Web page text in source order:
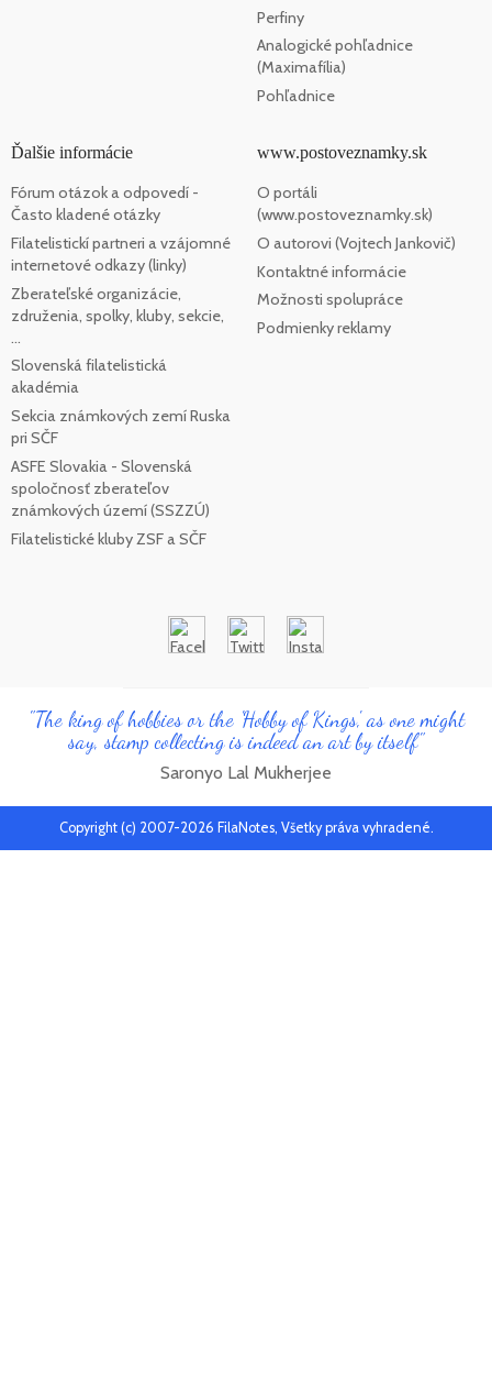
Perfiny
Analogické pohľadnice
(Maximafília)
Pohľadnice
Ďalšie informácie
Fórum otázok a odpovedí -
Často kladené otázky
Filatelistickí partneri a vzájomné
internetové odkazy (linky)
Zberateľské organizácie,
združenia, spolky, kluby, sekcie,
Slovenská filatelistická
akadémia
Sekcia známkových zemí Ruska
pri SČF
ASFE Slovakia - Slovenská
spoločnosť zberateľov
známkových území (SSZZÚ)
Filatelistické kluby ZSF a SČF
www.postoveznamky.sk
O portáli
(www.postoveznamky.sk)
O autorovi (Vojtech Jankovič)
Kontaktné informácie
Možnosti spolupráce
Podmienky reklamy
"The king of hobbies or the 'Hobby of Kings', as one might
say, stamp collecting is indeed an art by itself"
Saronyo Lal Mukherjee
Copyright (c) 2007-2026 FilaNotes, Všetky práva vyhradené.